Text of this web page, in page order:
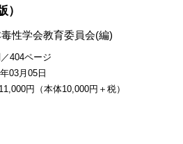
）
毒性学会教育委員会(編)
404ページ
03月05日
円（本体10,000円＋税）